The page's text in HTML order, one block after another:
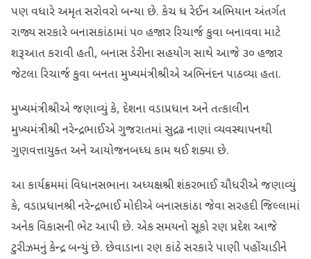
પણ વધારે અમૃત સરોવરો બન્યા છે. કેચ ધ રેઈન અભિયાન અંતર્ગત
રાજ્ય સરકારે બનાસકાંઠામાં ૫૦ હજાર રિચાર્જ કુવા બનાવવા માટે
શરૂઆત કરાવી હતી, બનાસ ડેરીના સહયોગ સાથે આજે ૩૦ હજાર
જેટલા રિચાર્જ કુવા બનતા મુખ્યમંત્રીશ્રીએ અભિનંદન પાઠવ્યા હતા.
મુખ્યમંત્રીશ્રીએ જણાવ્યું કે, દેશના વડાપ્રધાન અને તત્કાલીન
મુખ્યમંત્રીશ્રી નરેન્દ્રભાઈએ ગુજરાતમાં સુદ્રઢ નાણાં વ્યવસ્થાપનથી
ગુણવત્તાયુક્ત અને આયોજનબધ્ધ કામ થઈ શક્યા છે.
આ કાર્યક્રમમાં વિધાનસભાના અધ્યક્ષશ્રી શંકરભાઈ ચૌધરીએ જણાવ્યું
કે, વડાપ્રધાનશ્રી નરેન્દ્રભાઈ મોદીએ બનાસકાંઠા જેવા સરહદી જિલ્લામાં
અનેક વિકાસની ભેટ આપી છે. એક સમયનો સૂકો રણ પ્રદેશ આજે
ટુરીઝમનું કેન્દ્ર બન્યું છે. છેવાડાના રણ કાંઠે સરકારે પાણી પહોંચાડીને